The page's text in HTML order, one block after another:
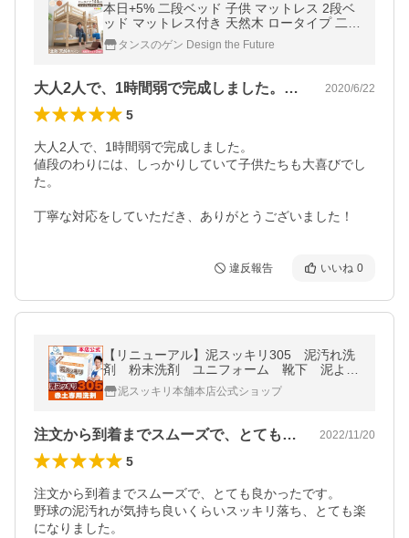
本日+5% 二段ベッド 子供 マットレス 2段ベ
ッド マットレス付き 天然木 ロータイプ 二段
ベット コンパクト 子供 大人用 分離 階段 木
製 タンスのゲン Design the Future
大人2人で、1時間弱で完成しました。値… 2020/6/22
5
大人2人で、1時間弱で完成しました。
値段のわりには、しっかりしていて子供たちも大喜びでし
た。
丁寧な対応をしていただき、ありがとうございました！
違反報告 いいね 0
【リニューアル】泥スッキリ305 泥汚れ洗
剤 粉末洗剤 ユニフォーム 靴下 泥よご
れ あすつく対応 本店公式
泥スッキリ本舗本店公式ショップ
注文から到着までスムーズで、とても良か… 2022/11/20
5
注文から到着までスムーズで、とても良かったです。
野球の泥汚れが気持ち良いくらいスッキリ落ち、とても楽
になりました。